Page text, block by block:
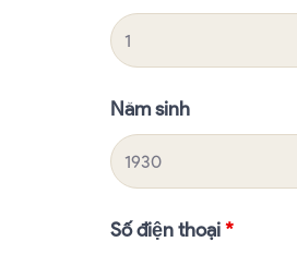
Năm sinh
Số điện thoại*